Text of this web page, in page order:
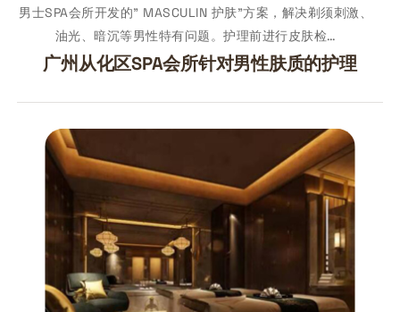
男士SPA会所开发的" MASCULIN 护肤"方案，解决剃须刺激、
油光、暗沉等男性特有问题。护理前进行皮肤检…
广州从化区SPA会所针对男性肤质的护理